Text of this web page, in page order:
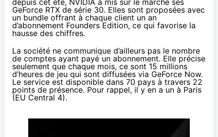
depuis cet été, NVIDIA a mis sur le marché ses
GeForce RTX de série 30. Elles sont proposées avec
un bundle offrant à chaque client un an
d’abonnement Founders Edition, ce qui favorise la
hausse des chiffres.
La société ne communique d’ailleurs pas le nombre
de comptes ayant payé un abonnement. Elle précise
seulement que chaque mois, ce sont 15 millions
d’heures de jeu qui sont diffusées via GeForce Now.
Le service est disponible dans 70 pays à travers 22
points de présence. Pour rappel, il y en a un à Paris
(EU Central 4).